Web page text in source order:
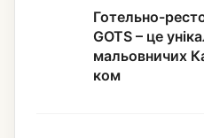
Готельно-
GOTS – це
мальовничих
ком